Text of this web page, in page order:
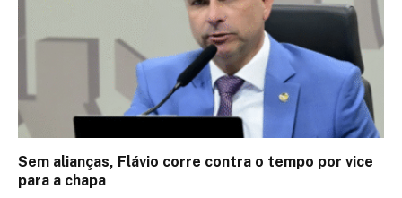
Sem alianças, Flávio corre contra o tempo por vice
para a chapa